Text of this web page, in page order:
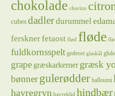
chokolade chorizo
cubes dadlerdurummel
fersknerfetaost flød fløde
fuldkornsspelt gedeost glaskål
grape græskarkernergræsk
bønnergulerødder halloumi
havregryn havreklid hindbær